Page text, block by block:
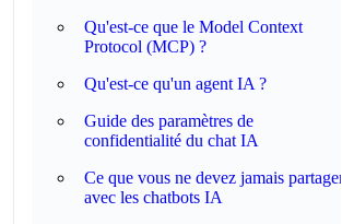
Qu'est-ce que le Model Context
Protocol (MCP) ?
Qu'est-ce qu'un agent IA ?
Guide des paramètres de
confidentialité du chat IA
Ce que vous ne devez jamais partager
avec les chatbots IA